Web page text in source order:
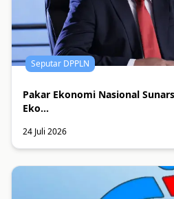
Seputar DPPLN
Pakar Ekonomi Nasional
Eko...
24 Juli 2026